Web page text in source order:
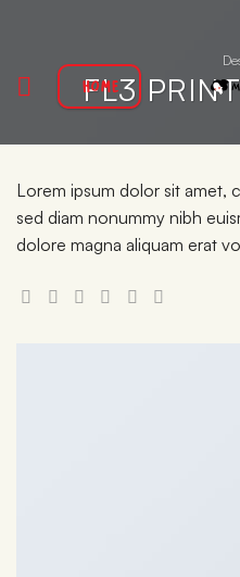
contenu
HOME
FL3
Lorem ipsum dolor sit amet,
sed diam nonummy nibh
dolore magna aliquam erat